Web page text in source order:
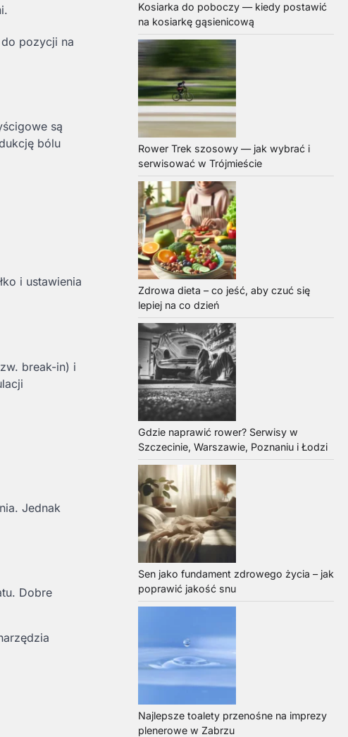
pozycji na
są
bólu
i ustawienia
break-in) i
Jednak
Dobre
Kosiarka do poboczy — kiedy postawić
na kosiarkę gąsienicową
Rower Trek szosowy — jak wybrać i
serwisować w Trójmieście
Zdrowa dieta – co jeść, aby czuć się
lepiej na co dzień
Gdzie naprawić rower? Serwisy w
Szczecinie, Warszawie, Poznaniu i Łodzi
Sen jako fundament zdrowego życia – jak
poprawić jakość snu
Najlepsze toalety przenośne na imprezy
plenerowe w Zabrzu